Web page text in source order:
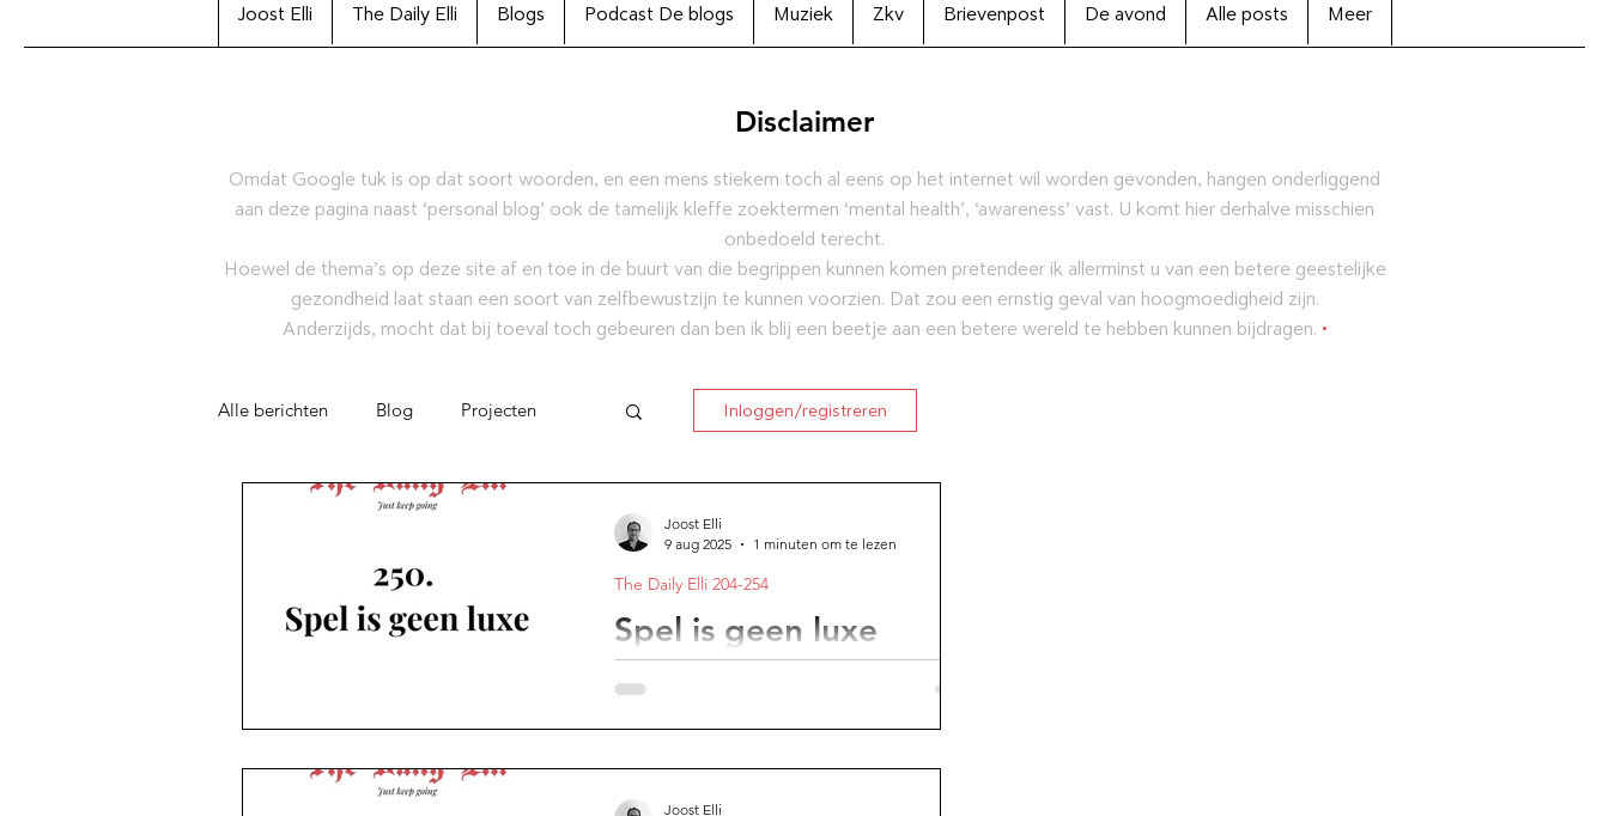
Joost Elli The Daily Elli Blogs Podcast De blogs Muziek Zkv Brievenpost De avond Alle posts Meer
Disclaimer
Omdat Google tuk is op dat soort woorden, en een mens stiekem toch al eens op het internet wil worden gevonden, hangen onderliggend
aan deze pagina naast ‘personal blog’ ook de tamelijk kleffe zoektermen ‘mental health’, ‘awareness’ vast. U komt hier derhalve misschien
onbedoeld terecht.
Hoewel de thema’s op deze site af en toe in de buurt van die begrippen kunnen komen pretendeer ik allerminst u van een betere geestelijke
gezondheid laat staan een soort van zelfbewustzijn te kunnen voorzien. Dat zou een ernstig geval van hoogmoedigheid zijn.
Anderzijds, mocht dat bij toeval toch gebeuren dan ben ik blij een beetje aan een betere wereld te hebben kunnen bijdragen. •
Alle berichten Blog Projecten
Joost Elli Archiefcollectie
Brievenpost Podcast
The Daily Elli 1-50
Inloggen/registreren
Spel is geen luxe
Spelen opent de deur naar spontaniteit en
The Daily Elli 204-254
Joost Elli
9 aug 2025
1 minuten om te lezen
Joost Elli